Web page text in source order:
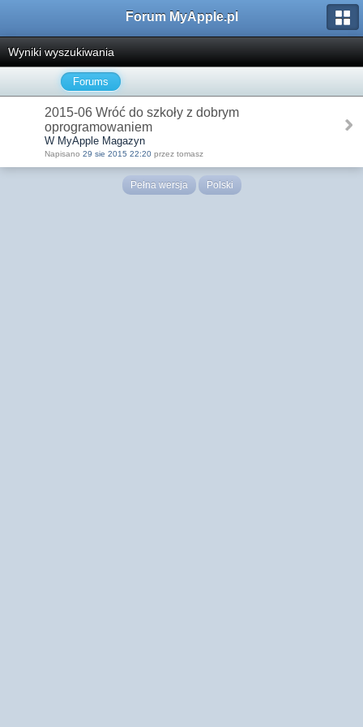
Forum MyApple.pl
Wyniki wyszukiwania
Forums
2015-06 Wróć do szkoły z dobrym
oprogramowaniem
W MyApple Magazyn
Napisano 29 sie 2015 22:20 przez tomasz
Pełna wersja Polski